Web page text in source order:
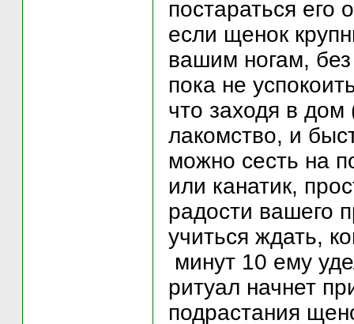
постараться его
если щенок
вашим ногам,
пока не
что заходя в дом
лакомство, и
можно сесть на
или канатик,
радости вашего
учиться ждать,
минут 10 ему
ритуал начнет
подрастания